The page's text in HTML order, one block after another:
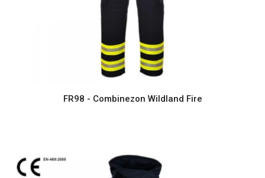
FR98 - Combinezon Wildland Fire